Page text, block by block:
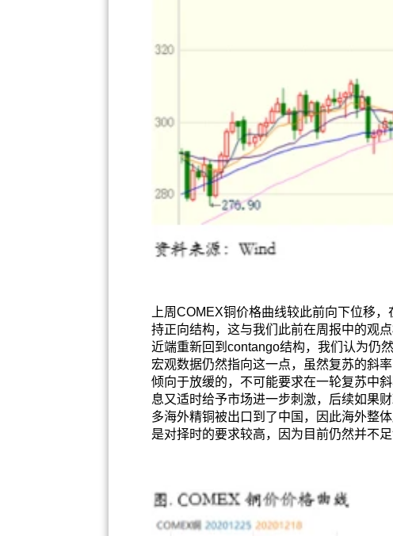
上周COMEX铜价格曲线较此前向下位移
持正向结构，这与我们此前在周报中的观
近端重新回到contango结构，我们认为仍
宏观数据仍然指向这一点，虽然复苏的斜
倾向于放缓的，不可能要求在一轮复苏中
息又适时给予市场进一步刺激，后续如果
多海外精铜被出口到了中国，因此海外整
是对择时的要求较高，因为目前仍然并不